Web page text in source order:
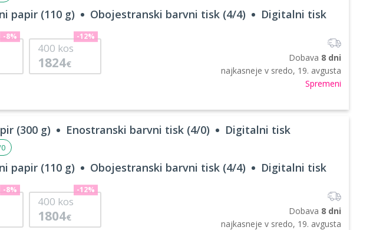
papir (110 g) Obojestranski barvni tisk (4/4) Digitalni tisk
-8%
400 kos
1824€
-12%
Dobava 8 dni
najkasneje v sredo, 19. avgusta
Spremeni
(300 g) Enostranski barvni tisk (4/0) Digitalni tisk
papir (110 g) Obojestranski barvni tisk (4/4) Digitalni tisk
-8%
400 kos
1804€
-12%
Dobava 8 dni
najkasneje v sredo, 19. avgusta